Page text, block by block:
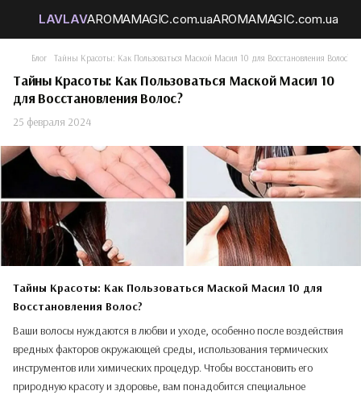
Блог Тайны Красоты: Как Пользоваться Маской Масил 10 для Восстановления Волос?
Тайны Красоты: Как Пользоваться Маской Масил 10
для Восстановления Волос?
25 февраля 2024
Тайны Красоты: Как Пользоваться Маской Масил 10 для
Восстановления Волос?
Ваши волосы нуждаются в любви и уходе, особенно после воздействия
вредных факторов окружающей среды, использования термических
инструментов или химических процедур. Чтобы восстановить его
природную красоту и здоровье, вам понадобится специальное